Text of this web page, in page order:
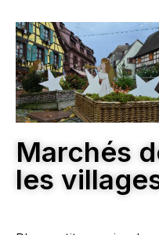
Marchés
les